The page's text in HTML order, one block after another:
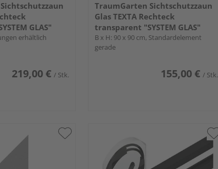
GLAS"
erhältlich
219,00 € / Stk.
TraumGarten Sichtschutzzaun
Glas TEXTA Rechteck
transparent "SYSTEM GLAS"
B x H: 90 x 90 cm, Standardelement
gerade
155,00 € / Stk.